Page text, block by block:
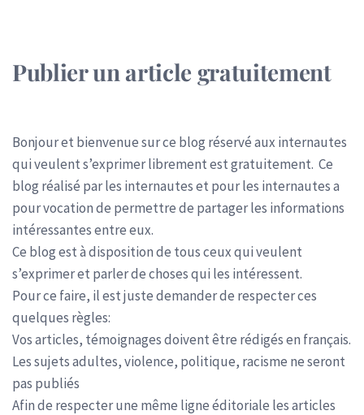
Publier un article gratuitement
Bonjour et bienvenue sur ce blog réservé aux internautes
qui veulent s’exprimer librement est gratuitement. Ce
blog réalisé par les internautes et pour les internautes a
pour vocation de permettre de partager les informations
intéressantes entre eux.
Ce blog est à disposition de tous ceux qui veulent
s’exprimer et parler de choses qui les intéressent.
Pour ce faire, il est juste demander de respecter ces
quelques règles:
Vos articles, témoignages doivent être rédigés en français.
Les sujets adultes, violence, politique, racisme ne seront
pas publiés
Afin de respecter une même ligne éditoriale les articles